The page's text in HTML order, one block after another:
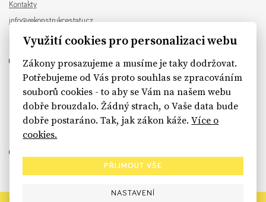
Kontakty
info@rekonstrukcestatu.cz
Návrh a vývoj: Sinfin , ilustrace:
sinfin.digital
Využití cookies pro personalizaci webu
Zákony prosazujeme a musíme je taky dodržovat.
Potřebujeme od Vás proto souhlas se zpracováním
souborů cookies - to aby se Vám na našem webu
dobře brouzdalo. Žádný strach, o Vaše data bude
dobře postaráno. Tak, jak zákon káže.Více o
cookies.
PŘIJMOUT VŠE
NASTAVENÍ